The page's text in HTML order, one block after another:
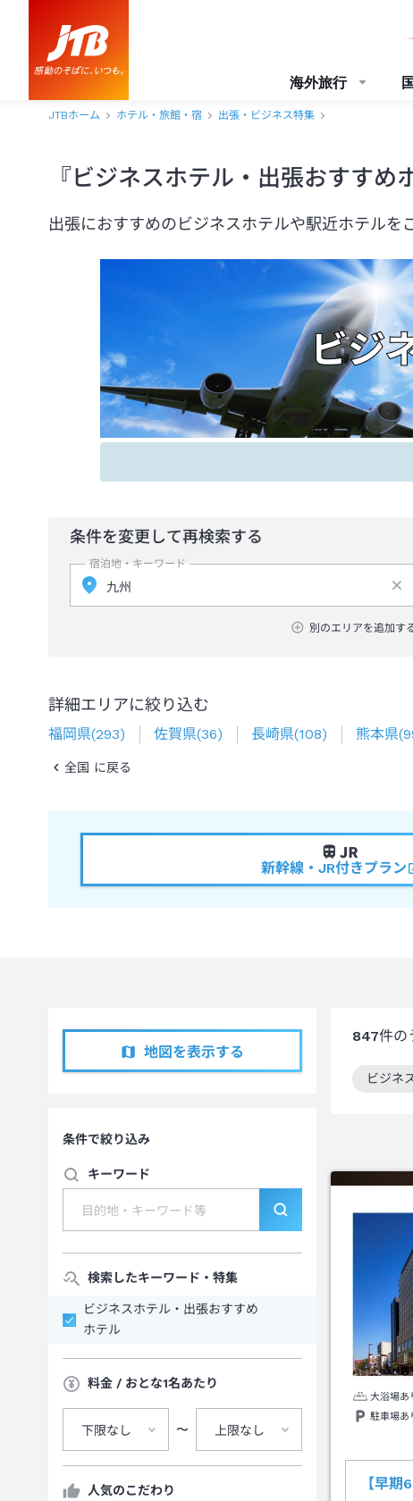
海外旅行
JTBホーム ホテル・旅館・宿 出張・ビジネス特集
『ビジネスホテル・出張おすす
出張におすすめのビジネスホテルや駅近ホテルを
条件を変更して再検索する
宿泊地・キーワード
別のエリアを追加す
詳細エリアに絞り込む
福岡県(293) 佐賀県(36) 長崎県(108) 熊本県(
全国 に戻る
新幹線・JR付きプラン
地図を表示する
条件で絞り込み
キーワード
検索したキーワード・特集
ビジネスホテル・出張おすすめ
ホテル
料金 / おとな1名あたり
下限なし 〜 上限なし
人気のこだわり
847件の
ビジネ
この絞
大浴場あ
駐車場あ
【早